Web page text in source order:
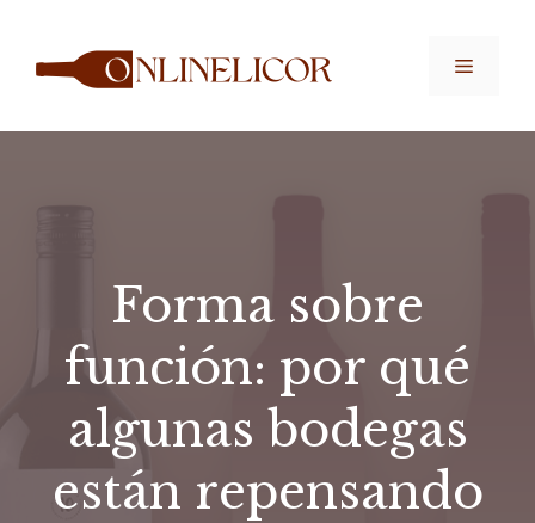
contenido
Menú
Forma sobre
función: por qué
algunas bodegas
están repensando